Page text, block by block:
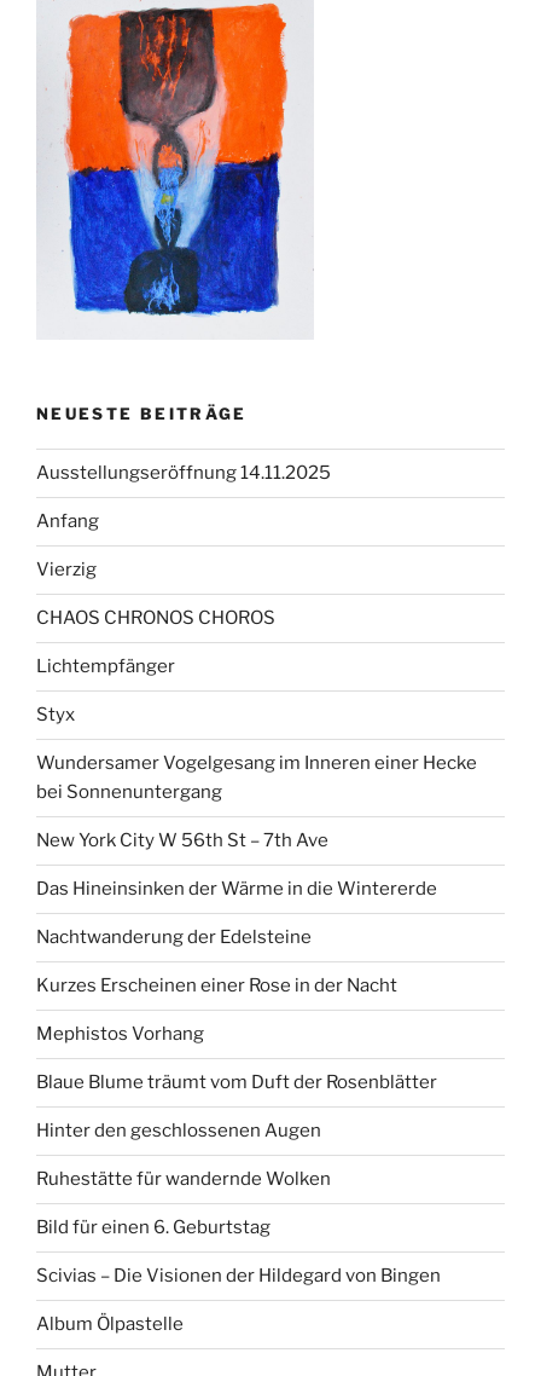
NEUESTE BEITRÄGE
Ausstellungseröffnung 14.11.2025
Anfang
Vierzig
CHAOS CHRONOS CHOROS
Lichtempfänger
Styx
Wundersamer Vogelgesang im Inneren einer Hecke
bei Sonnenuntergang
New York City W 56th St – 7th Ave
Das Hineinsinken der Wärme in die Wintererde
Nachtwanderung der Edelsteine
Kurzes Erscheinen einer Rose in der Nacht
Mephistos Vorhang
Blaue Blume träumt vom Duft der Rosenblätter
Hinter den geschlossenen Augen
Ruhestätte für wandernde Wolken
Bild für einen 6. Geburtstag
Scivias – Die Visionen der Hildegard von Bingen
Album Ölpastelle